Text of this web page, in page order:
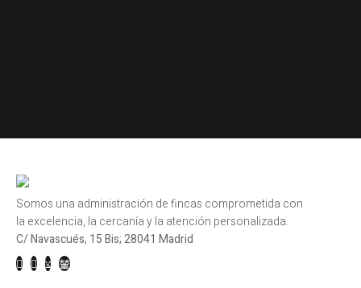
Somos una administración de fincas comprometida con
la excelencia, la cercanía y la atención personalizada.
C/ Navascués, 15 Bis; 28041 Madrid